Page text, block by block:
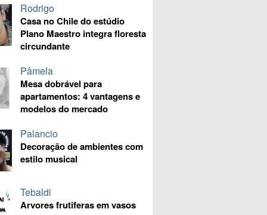
Rodrigo
Casa no Chile do estúdio
Plano Maestro integra floresta
circundante
Pâmela
Mesa dobrável para
apartamentos: 4 vantagens e
modelos do mercado
Palancio
Decoração de ambientes com
estilo musical
Tebaldi
Arvores frutiferas em vasos